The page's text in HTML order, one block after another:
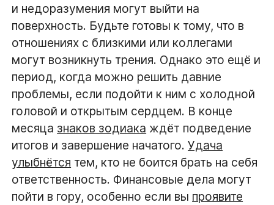
и недоразумения могут выйти на
поверхность. Будьте готовы к тому, что в
отношениях с близкими или коллегами
могут возникнуть трения. Однако это ещё и
период, когда можно решить давние
проблемы, если подойти к ним с холодной
головой и открытым сердцем. В конце
месяца знаков зодиака ждёт подведение
итогов и завершение начатого.Удача
улыбнётся тем, кто не боится брать на себя
ответственность. Финансовые дела могут
пойти в гору, особенно если вы проявите